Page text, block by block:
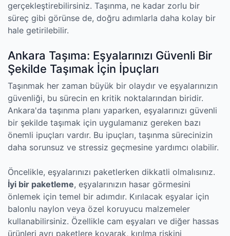
gerçekleştirebilirsiniz. Taşınma, ne kadar zorlu bir
süreç gibi görünse de, doğru adımlarla daha kolay bir
hale getirilebilir.
Ankara Taşıma: Eşyalarınızı Güvenli Bir
Şekilde Taşımak İçin İpuçları
Taşınmak her zaman büyük bir olaydır ve eşyalarınızın
güvenliği, bu sürecin en kritik noktalarından biridir.
Ankara'da taşınma planı yaparken, eşyalarınızı güvenli
bir şekilde taşımak için uygulamanız gereken bazı
önemli ipuçları vardır. Bu ipuçları, taşınma sürecinizin
daha sorunsuz ve stressiz geçmesine yardımcı olabilir.
Öncelikle, eşyalarınızı paketlerken dikkatli olmalısınız.
İyi bir paketleme, eşyalarınızın hasar görmesini
önlemek için temel bir adımdır. Kırılacak eşyalar için
balonlu naylon veya özel koruyucu malzemeler
kullanabilirsiniz. Özellikle cam eşyaları ve diğer hassas
ürünleri ayrı paketlere koyarak, kırılma riskini